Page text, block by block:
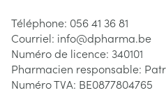
Téléphone: 056 41 36 81
Courriel: info@dpharma.be
Numéro de licence: 340101
Pharmacien responsable:
Numéro TVA: BE0877804765